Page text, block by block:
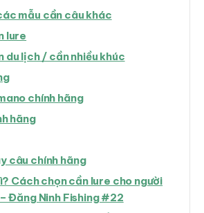
mẫu cần câu khác
lure
du lịch / cần nhiều khúc
chính hãng
hãng
câu chính hãng
Cách chọn cần lure cho người
Đăng Ninh Fishing #22